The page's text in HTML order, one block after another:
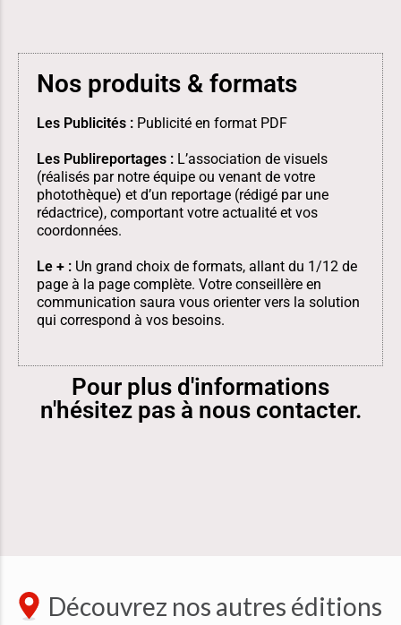
Nos produits & formats
Les Publicités : Publicité en format PDF
Les Publireportages : L’association de visuels
(réalisés par notre équipe ou venant de votre
photothèque) et d’un reportage (rédigé par une
rédactrice), comportant votre actualité et vos
coordonnées.
Le + : Un grand choix de formats, allant du 1/12 de
page à la page complète. Votre conseillère en
communication saura vous orienter vers la solution
qui correspond à vos besoins.
Pour plus d'informations
n'hésitez pas à nous contacter.
Découvrez nos autres éditions